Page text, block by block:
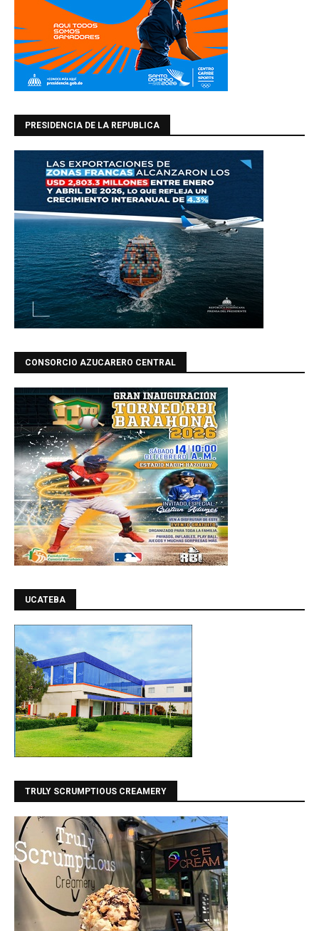
PRESIDENCIA DE LA REPUBLICA
CONSORCIO AZUCARERO CENTRAL
UCATEBA
TRULY SCRUMPTIOUS CREAMERY